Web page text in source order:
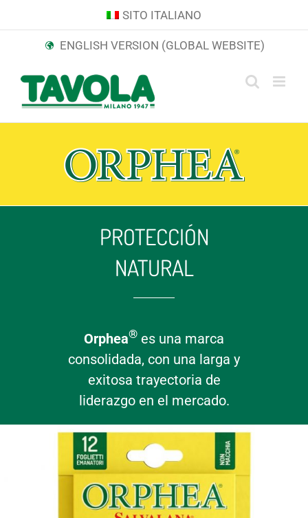
to
content
SITO ITALIANO
ENGLISH VERSION (GLOBAL WEBSITE)
PROTECCIÓN
NATURAL
Orphea® es una marca
consolidada, con una larga y
exitosa trayectoria de
liderazgo en el mercado.